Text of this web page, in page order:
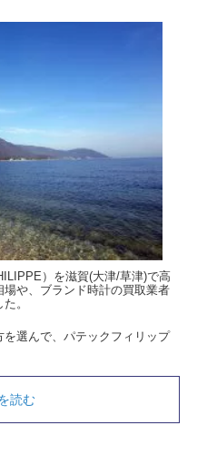
）を滋賀(大津/草津)で高
や、ブランド時計の買取業者
。
選んで、パテックフィリップ
読む